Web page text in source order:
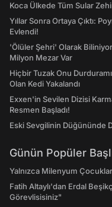
Koca Ülkede Tüm Sular
Yıllar Sonra Ortaya Çıktı:
Evlendi!
'Ölüler Şehri' Olarak
Milyon Mezar Var
Hiçbir Tuzak Onu
Olan Kedi Yakalandı
Exxen'in Sevilen Dizisi
Resmen Başladı!
Eski Sevgilinin Düğününde
Günün Popüler
Yalnızca Milenyum
Fatih Altaylı'dan Erdal
Görevlisisiniz"